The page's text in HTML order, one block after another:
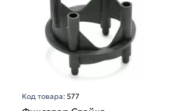
Код товара:577